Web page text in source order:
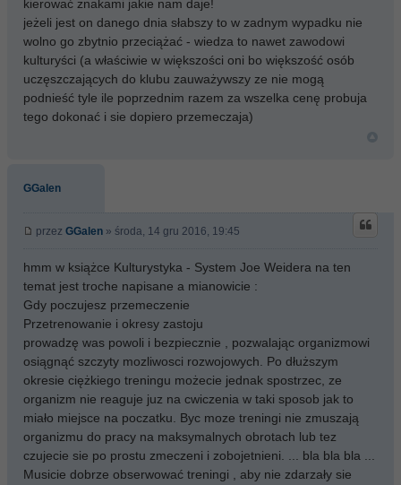
kierować znakami jakie nam daje!
jeżeli jest on danego dnia słabszy to w zadnym wypadku nie
wolno go zbytnio przeciążać - wiedza to nawet zawodowi
kulturyści (a właściwie w większości oni bo większość osób
uczęszczających do klubu zauważywszy ze nie mogą
podnieść tyle ile poprzednim razem za wszelka cenę probuja
tego dokonać i sie dopiero przemeczaja)
GGalen
przez GGalen » środa, 14 gru 2016, 19:45
hmm w książce Kulturystyka - System Joe Weidera na ten
temat jest troche napisane a mianowicie :
Gdy poczujesz przemeczenie
Przetrenowanie i okresy zastoju
prowadzę was powoli i bezpiecznie , pozwalając organizmowi
osiągnąć szczyty mozliwosci rozwojowych. Po dłuższym
okresie ciężkiego treningu możecie jednak spostrzec, ze
organizm nie reaguje juz na cwiczenia w taki sposob jak to
miało miejsce na poczatku. Byc moze treningi nie zmuszają
organizmu do pracy na maksymalnych obrotach lub tez
czujecie sie po prostu zmeczeni i zobojetnieni. ... bla bla bla ...
Musicie dobrze obserwować treningi , aby nie zdarzały sie